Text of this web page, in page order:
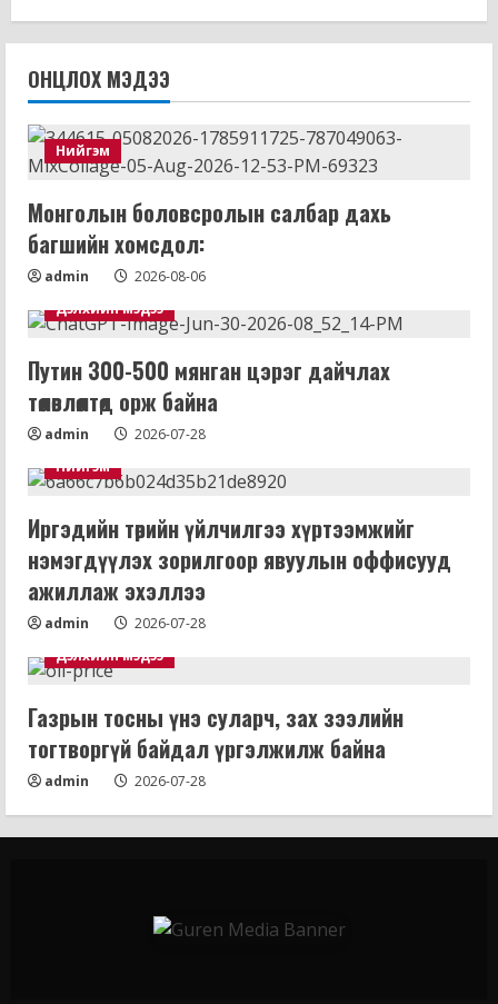
ОНЦЛОХ МЭДЭЭ
Нийгэм
Монголын боловсролын салбар дахь
багшийн хомсдол:
admin
2026-08-06
Дэлхийн мэдээ
Путин 300-500 мянган цэрэг дайчлах
төлөвлөлтөд орж байна
admin
2026-07-28
Нийгэм
Иргэдийн төрийн үйлчилгээ хүртээмжийг
нэмэгдүүлэх зорилгоор явуулын оффисууд
ажиллаж эхэллээ
admin
2026-07-28
Дэлхийн мэдээ
Газрын тосны үнэ суларч, зах зээлийн
тогтворгүй байдал үргэлжилж байна
admin 2026-07-28